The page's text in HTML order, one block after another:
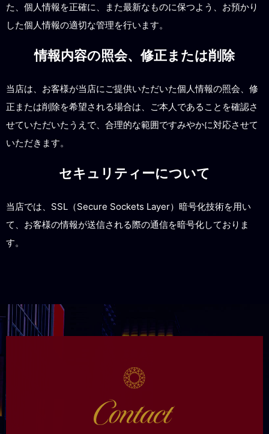
た、個人情報を正確に、また最新なものに保つよう、お預かり
した個人情報の適切な管理を行います。
情報内容の照会、修正または削除
当店は、お客様が当店にご提供いただいた個人情報の照会、修
正または削除を希望される場合は、ご本人であることを確認さ
せていただいたうえで、合理的な範囲ですみやかに対応させて
いただきます。
セキュリティーについて
当店では、SSL（Secure Sockets Layer）暗号化技術を用い
て、お客様の情報が送信される際の通信を暗号化しておりま
す。